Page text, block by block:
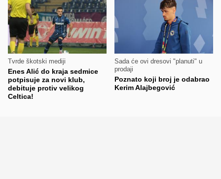
Tvrde škotski mediji
Enes Alić do kraja sedmice
potpisuje za novi klub,
debituje protiv velikog
Celtica!
Sada će ovi dresovi "planuti" u
prodaji
Poznato koji broj je odabrao
Kerim Alajbegović